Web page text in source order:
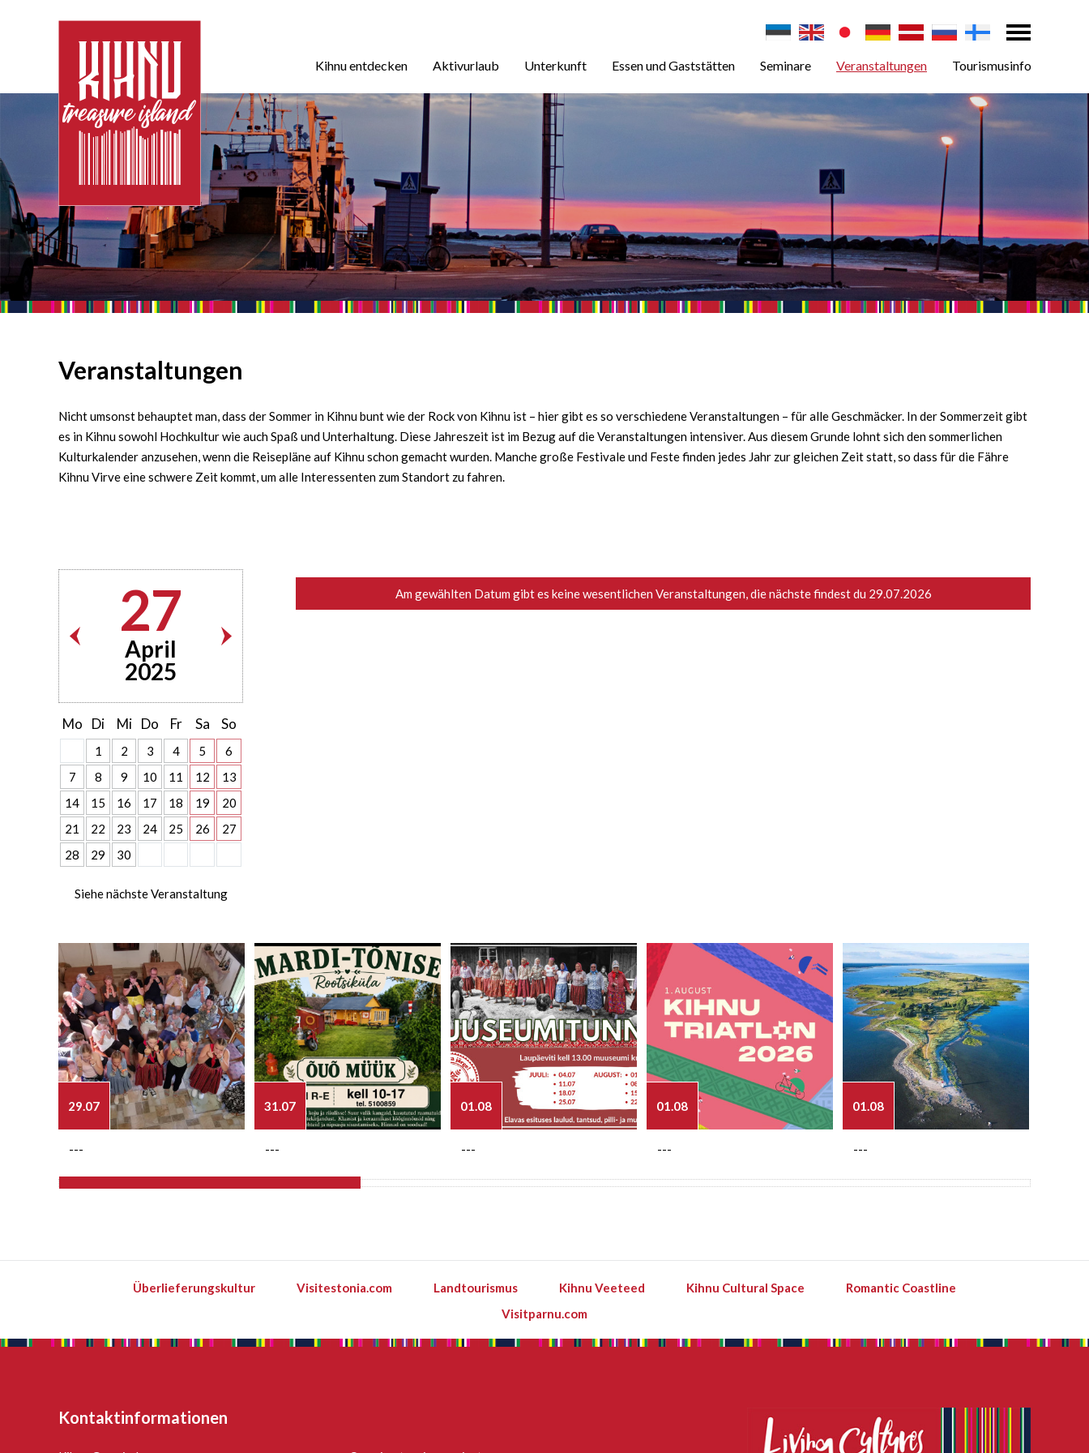
Kihnu entdecken Aktivurlaub Unterkunft Essen und Gaststätten Seminare Veranstaltungen Tourismusinfo
Veranstaltungen
Nicht umsonst behauptet man, dass der Sommer in Kihnu bunt wie der Rock von Kihnu ist – hier gibt es so verschiedene Veranstaltungen – für alle Geschmäcker. In der Sommerzeit gibt
es in Kihnu sowohl Hochkultur wie auch Spaß und Unterhaltung. Diese Jahreszeit ist im Bezug auf die Veranstaltungen intensiver. Aus diesem Grunde lohnt sich den sommerlichen
Kulturkalender anzusehen, wenn die Reisepläne auf Kihnu schon gemacht wurden. Manche große Festivale und Feste finden jedes Jahr zur gleichen Zeit statt, so dass für die Fähre
Kihnu Virve eine schwere Zeit kommt, um alle Interessenten zum Standort zu fahren.
27
April
2025
Mo Di Mi Do Fr Sa So
1 2 3 4 5
6
7
8 9 10 11 12
13
14
15 16 17 18 19
20
21
22 23 24 25 26
27
28
29 30
Siehe nächste Veranstaltung
Am gewählten Datum gibt es keine wesentlichen Veranstaltungen, die nächste findest du 29.07.2026
29.07
---
31.07
---
01.08
---
01.08
---
01.08
---
Überlieferungskultur Visitestonia.com Landtourismus Kihnu Veeteed Kihnu Cultural Space
Romantic Coastline
Visitparnu.com
Kontaktinformationen